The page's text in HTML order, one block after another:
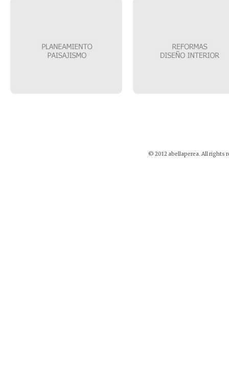
© 2012 abellaperea. All rights